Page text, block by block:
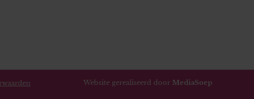
Website gerealiseerd door MediaSoep